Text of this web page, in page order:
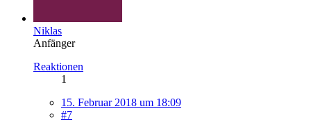
Niklas
Anfänger
Reaktionen
1
15. Februar 2018 um 18:09
#7